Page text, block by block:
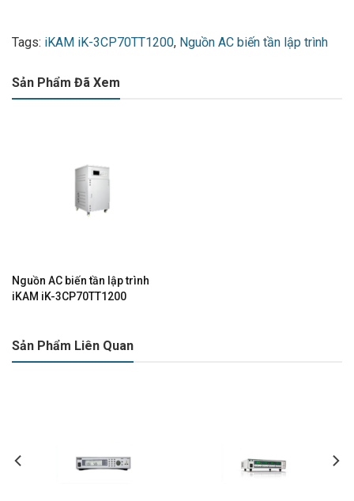
Tags: iKAM iK-3CP70TT1200, Nguồn AC biến tần lập trình
Sản Phẩm Đã Xem
Nguồn AC biến tần lập trình
iKAM iK-3CP70TT1200
Sản Phẩm Liên Quan